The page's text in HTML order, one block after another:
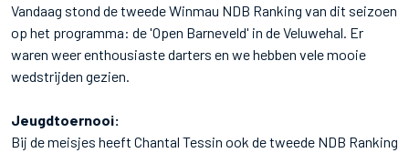
Vandaag stond de tweede Winmau NDB Ranking van dit seizoen
op het programma: de 'Open Barneveld' in de Veluwehal. Er
waren weer enthousiaste darters en we hebben vele mooie
wedstrijden gezien.
Jeugdtoernooi:
Bij de meisjes heeft Chantal Tessin ook de tweede NDB Ranking